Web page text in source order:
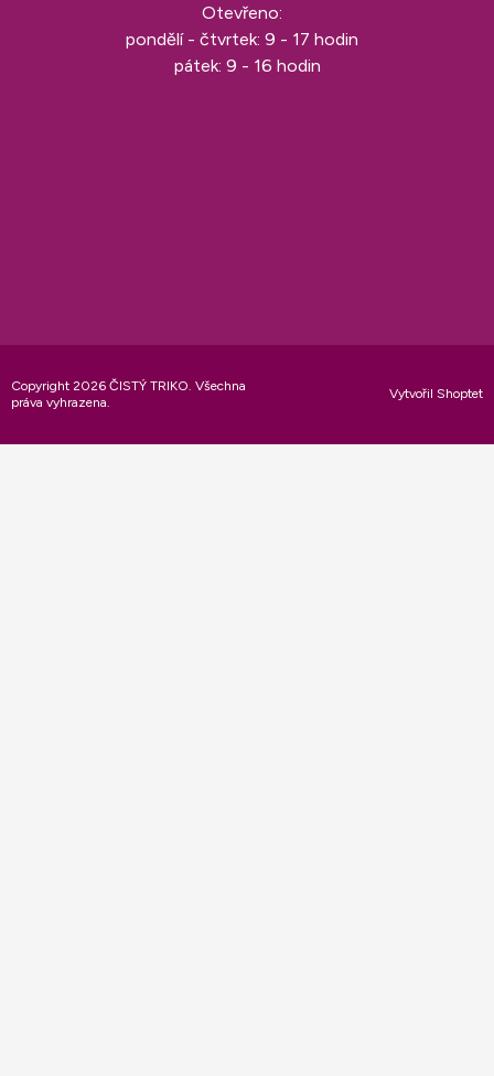
Otevřeno:
pondělí - čtvrtek: 9 - 17 hodin
pátek: 9 - 16 hodin
Vytvořil Shoptet
Copyright 2026 ČISTÝ TRIKO . Všechna
práva vyhrazena.